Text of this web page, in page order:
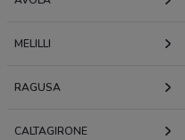
MELILLI
RAGUSA
CALTAGIRONE